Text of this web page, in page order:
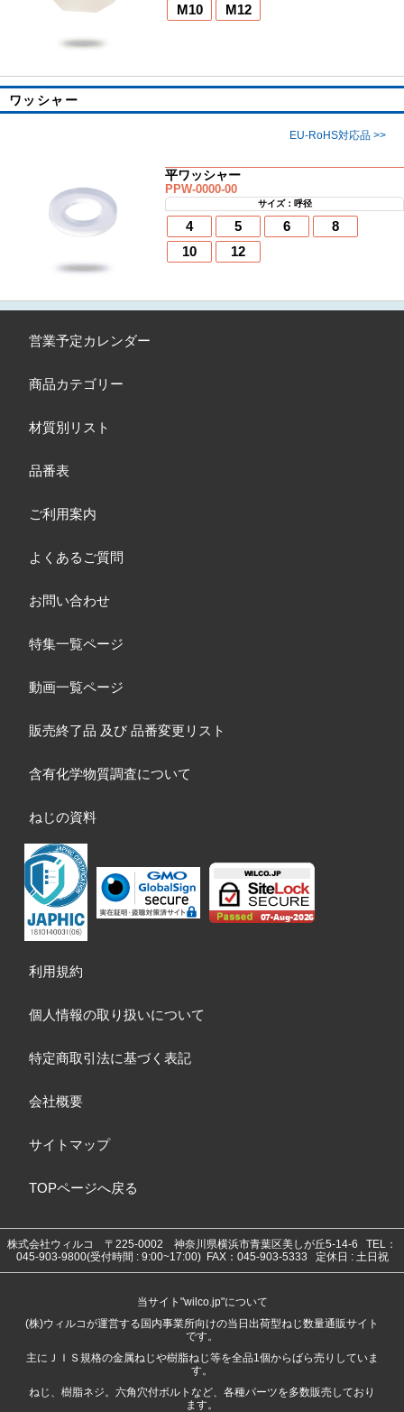
M10
M12
ワッシャー
EU-RoHS対応品 >>
平ワッシャー
PPW-0000-00
サイズ：呼径
4 5 6
8
10
12
営業予定カレンダー
商品カテゴリー
材質別リスト
品番表
ご利用案内
よくあるご質問
お問い合わせ
特集一覧ページ
動画一覧ページ
販売終了品 及び品番変更リスト
含有化学物質調査について
ねじの資料
利用規約
個人情報の取り扱いについて
特定商取引法に基づく表記
会社概要
サイトマップ
TOPページへ戻る
株式会社ウィルコ 〒225-0002 神奈川県横浜市青葉区美しが丘5-14-6
TEL：
045-903-9800(受付時間 : 9:00~17:00) FAX：045-903-5333 定休日 : 土日祝
当サイト"wilco.jp"について
(株)ウィルコが運営する国内事業所向けの当日出荷型ねじ数量通販サイト
です。
主にＪＩＳ規格の金属ねじや樹脂ねじ等を全品1個からばら売りしていま
す。
ねじ、樹脂ネジ。六角穴付ボルトなど、各種パーツを多数販売しており
ます。